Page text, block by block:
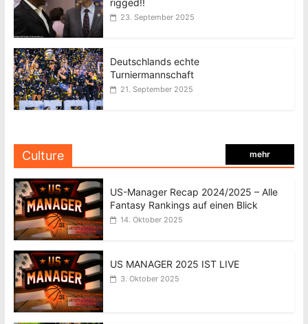
rigged!!
23. September 2025
Deutschlands echte
Turniermannschaft
21. September 2025
Culture mehr
US-Manager Recap 2024/2025 – Alle
Fantasy Rankings auf einen Blick
14. Oktober 2025
US MANAGER 2025 IST LIVE
3. Oktober 2025